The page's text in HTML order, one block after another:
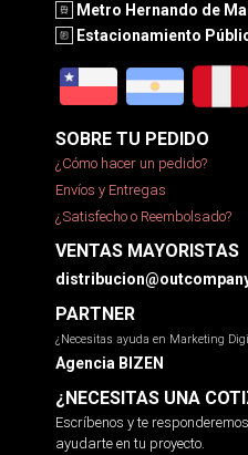
Metro Hernando de
Estacionamiento
SOBRE TU PEDIDO
¿Cómo hacer un pedido?
Envíos y Entregas
¿Satisfecho o Reembolsado?
VENTAS MAYORISTAS
PARTNER
¿Necesitas ayuda en Marketing
Agencia BIZEN
¿NECESITAS UNA
Escríbenos y te
ayudarte en tu proyecto.